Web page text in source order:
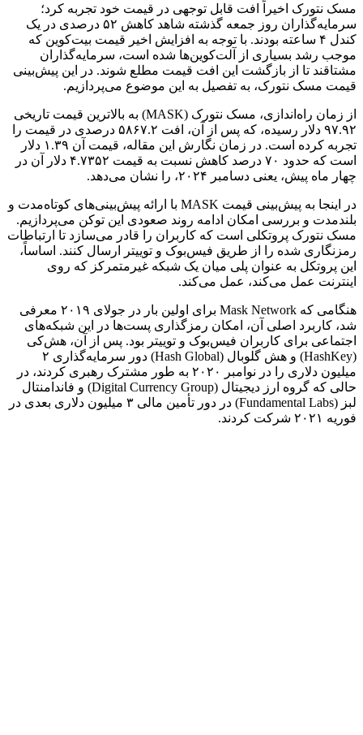
مسک نتورک اخیراً افت قابل توجهی در قیمت خود تجربه کرد؛
سرمایه‌گذاران روز جمعه گذشته شاهد کاهش ۵۲ درصدی در یک
کندل ۴ ساعته بودند. با توجه به افزایش اخیر قیمت بیت‌کوین که
موجب رشد بسیاری از آلت‌کوین‌ها شده است، سرمایه‌گذاران
مشتاقند تا از بازگشت این افت قیمت مطلع شوند. در این پیش‌بینی
قیمت مسک نتورک، به تفصیل به این موضوع می‌پردازیم.
از زمان راه‌اندازی، مسک نتورک (MASK) به بالاترین قیمت تاریخی
۹۷.۹۲ دلار رسیده، که پس از آن، افت ۵۸۶۷.۲ درصدی در قیمت را
تجربه کرده است. در زمان نگارش این مقاله، قیمت آن ۱.۳۹ دلار
است که حدود ۷۰ درصد کاهش نسبت به قیمت ۴.۷۳۵۲ دلار آن در
چهار ماه پیش، یعنی دسامبر ۲۰۲۴، را نشان می‌دهد.
در اینجا به پیش‌بینی قیمت MASK با ارائه پیش‌بینی‌های کوتاه‌مدت و
بلندمدت و بررسی امکان ادامه روند صعودی این توکن می‌پردازیم.
مسک نتورک پروتکلی است که کاربران را قادر می‌سازد تا ارتباطات
رمزنگاری شده را از طریق فیس‌بوک و توییتر ارسال کنند. اساساً،
این پروتکل به عنوان پلی میان یک شبکه غیرمتمرکز که روی
اینترنت عمل می‌کند، عمل می‌کند.
هنگامی که Mask Network برای اولین بار در جولای ۲۰۱۹ معرفی
شد، کاربرد اصلی آن، امکان رمزگذاری پست‌ها در این شبکه‌های
اجتماعی برای کاربران فیس‌بوک و توییتر بود. پس از آن، هش‌کی
(HashKey) و هش گلوبال (Hash Global) دور سرمایه‌گذاری ۲
میلیون دلاری را در نوامبر ۲۰۲۰ به طور مشترک رهبری کردند، در
حالی که گروه ارز دیجیتال (Digital Currency Group) و فاندامنتال
لبز (Fundamental Labs) در دور تأمین مالی ۳ میلیون دلاری بعدی در
فوریه ۲۰۲۱ شرکت کردند.